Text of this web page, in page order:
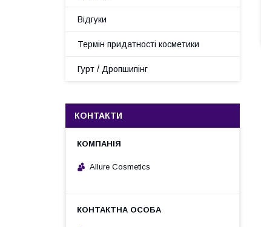
Відгуки
Термін придатності косметики
Гурт / Дропшипінг
КОНТАКТИ
Allure Cosmetics